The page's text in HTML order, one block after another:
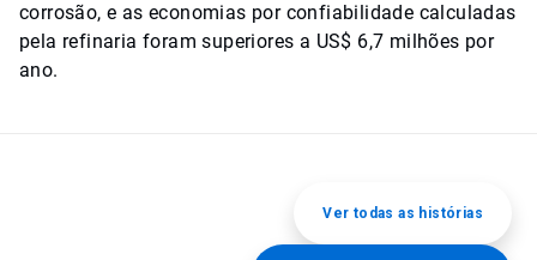
corrosão, e as economias por confiabilidade calculadas
pela refinaria foram superiores a US$ 6,7 milhões por
ano.
Ver todas as histórias